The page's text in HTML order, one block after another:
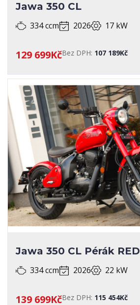
Jawa 350 CL
334 ccm 2026 17 kW
129 699KčBez DPH: 107 189Kč
Jawa 350 CL Pérák RED
334 ccm 2026 22 kW
139 699KčBez DPH: 115 454Kč